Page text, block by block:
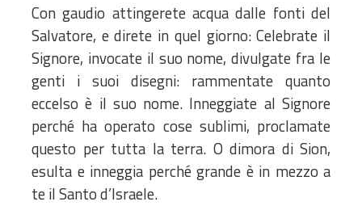
Con gaudio attingerete acqua dalle fonti del
Salvatore, e direte in quel giorno: Celebrate il
Signore, invocate il suo nome, divulgate fra le
genti i suoi disegni: rammentate quanto
eccelso è il suo nome. Inneggiate al Signore
perché ha operato cose sublimi, proclamate
questo per tutta la terra. O dimora di Sion,
esulta e inneggia perché grande è in mezzo a
te il Santo d’Israele.